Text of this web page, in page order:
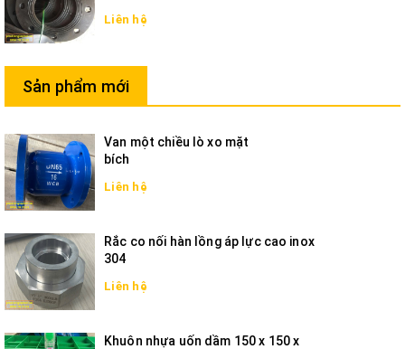
Liên hệ
Sản phẩm mới
Van một chiều lò xo mặt
bích
Liên hệ
Rắc co nối hàn lồng áp lực cao inox
304
Liên hệ
Khuôn nhựa uốn dầm 150 x 150 x